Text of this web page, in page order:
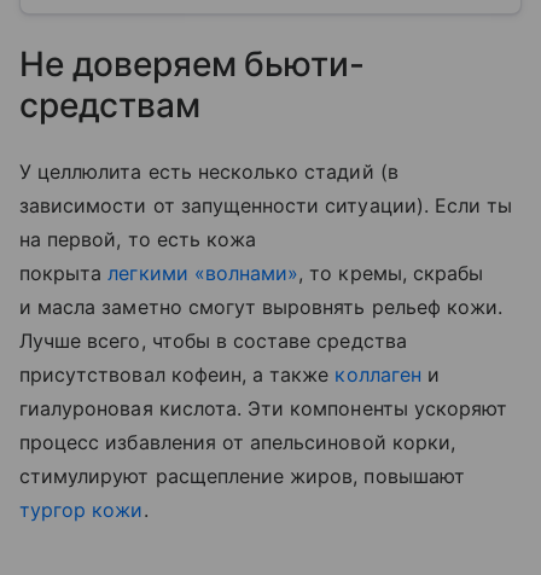
Не доверяем бьюти-
средствам
У целлюлита есть несколько стадий (в
зависимости от запущенности ситуации). Если ты
на первой, то есть кожа
покрыта легкими «волнами», то кремы, скрабы
и масла заметно смогут выровнять рельеф кожи.
Лучше всего, чтобы в составе средства
присутствовал кофеин, а также коллаген и
гиалуроновая кислота. Эти компоненты ускоряют
процесс избавления от апельсиновой корки,
стимулируют расщепление жиров, повышают
тургор кожи.